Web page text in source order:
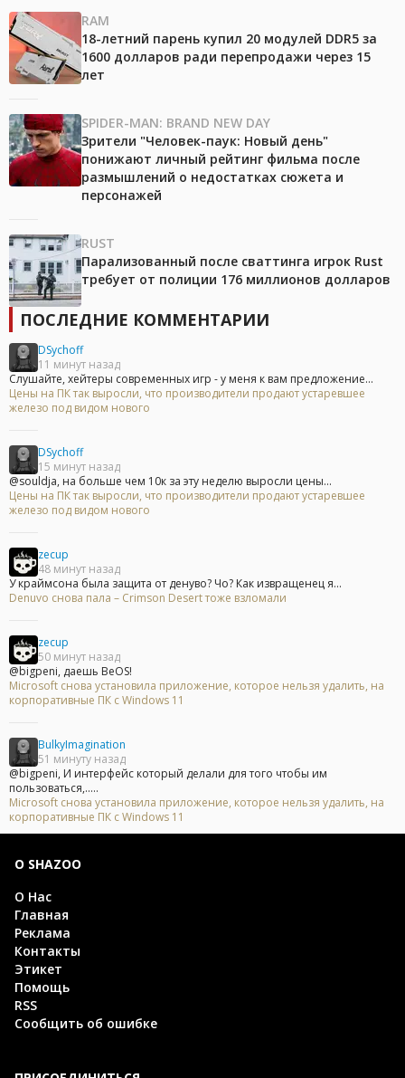
RAM
18-летний парень купил 20 модулей DDR5 за
1600 долларов ради перепродажи через 15
лет
SPIDER-MAN: BRAND NEW DAY
Зрители "Человек-паук: Новый день"
понижают личный рейтинг фильма после
размышлений о недостатках сюжета и
персонажей
RUST
Парализованный после сваттинга игрок Rust
требует от полиции 176 миллионов долларов
ПОСЛЕДНИЕ КОММЕНТАРИИ
DSychoff
11 минут назад
Слушайте, хейтеры современных игр - у меня к вам предложение...
Цены на ПК так выросли, что производители продают устаревшее
железо под видом нового
DSychoff
15 минут назад
@souldja, на больше чем 10к за эту неделю выросли цены...
Цены на ПК так выросли, что производители продают устаревшее
железо под видом нового
zecup
48 минут назад
У краймсона была защита от денуво? Чо? Как извращенец я...
Denuvo снова пала – Crimson Desert тоже взломали
zecup
50 минут назад
@bigpeni, даешь BeOS!
Microsoft снова установила приложение, которое нельзя удалить, на
корпоративные ПК с Windows 11
BulkyImagination
51 минуту назад
@bigpeni, И интерфейс который делали для того чтобы им
пользоваться,.....
Microsoft снова установила приложение, которое нельзя удалить, на
корпоративные ПК с Windows 11
О SHAZOO
О Нас
Главная
Реклама
Контакты
Этикет
Помощь
RSS
Сообщить об ошибке